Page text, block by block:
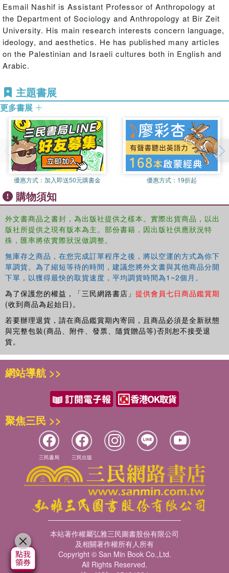
Based on ethnographic, archival, and textual data, the
book explores the material conditions of the prison, the
education system, organizational structure, and the
intellectual and aesthetic dimensions of the community's
building processes. Like other political prisoners in the
late colonial era, in the Arab World, and South Africa, the
and its related techniques of reading, writing and
interpretation in order to regain their historical agency.
This community came to be one of the major sites of the
Palestinian national movement, and as such reshaped the
realities of the Palestine/Israel conflict at many levels that
challenged both the Palestinian national movement and the
Israeli authorities.
Theoretically grounded, well-written and illuminating, this
book covers a field which is not very recurrent in the
academic works and is certain to advance Palestinian
scholarship substantially.
Esmail Nashif is Assistant Professor of Anthropology at
the Department of Sociology and Anthropology at Bir Zeit
University. His main research interests concern language,
ideology, and aesthetics. He has published many articles
on the Palestinian and Israeli cultures both in English and
Arabic.
主題書展
更多書展
優惠方式： 加入即送50元購書金 優惠方式： 19折起
購物須知
外文書商品之書封，為出版社提供之樣本。實際出貨商品，以出
版社所提供之現有版本為主。部份書籍，因出版社供應狀況特
殊，匯率將依實際狀況做調整。
無庫存之商品，在您完成訂單程序之後，將以空運的方式為你下
單調貨。為了縮短等待的時間，建議您將外文書與其他商品分開
下單，以獲得最快的取貨速度，平均調貨時間為1~2個月。
為了保護您的權益，「三民網路書店」 提供會員七日商品鑑賞期
(收到商品為起始日)。
若要辦理退貨，請在商品鑑賞期內寄回，且商品必須是全新狀態
與完整包裝(商品、附件、發票、隨貨贈品等)否則恕不接受退
貨。
網站導航 >>
聚焦三民 >>
三民書局 三民出版
本站著作權屬弘雅三民圖書股份有限公司
及相關著作權所有人所有
Copyright © San Min Book Co.,Ltd.
All Rights Reserved.